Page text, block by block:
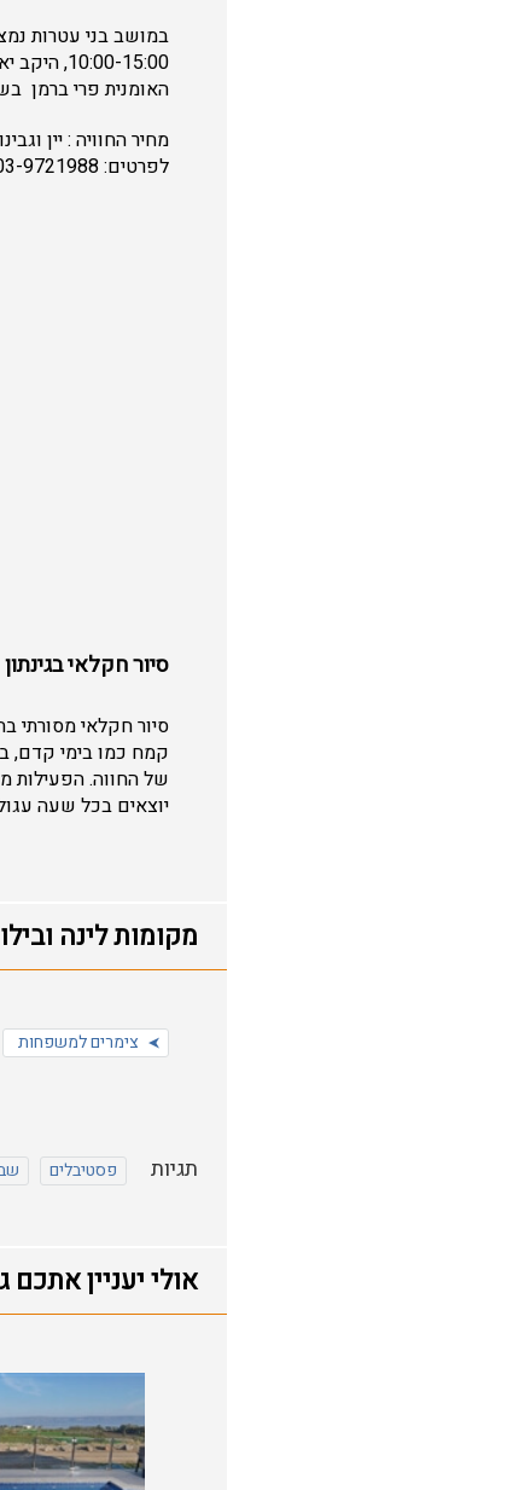
10:00-
האומנית פרי ברמן בשעה 12:00
לפרטים: 03-9721988
סיור חקלאי בגינתון
סיור חקלאי מסורתי
קמח כמו בימי קדם,
יוצאים בכל שעה עגולה בין השעות 09:00-13:00
מקומות לינה
צימרים למשפחות
תגיות פסטיבלים
אולי יעניין אתכם